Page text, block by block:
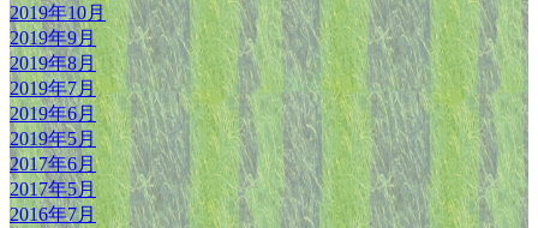
2019年10月
2019年9月
2019年8月
2019年7月
2019年6月
2019年5月
2017年6月
2017年5月
2016年7月